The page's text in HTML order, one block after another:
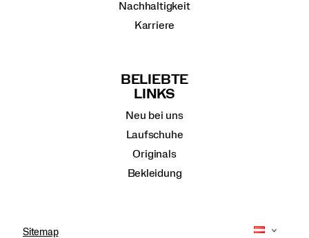
Nachhaltigkeit
Karriere
BELIEBTE
LINKS
Neu bei uns
Laufschuhe
Originals
Bekleidung
Sitemap